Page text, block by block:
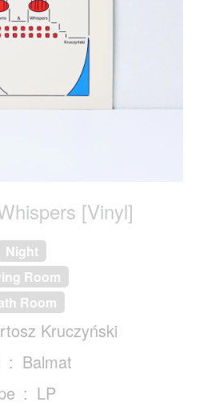
[Vinyl]
Night
Room
Room
Kruczyński
Balmat
LP